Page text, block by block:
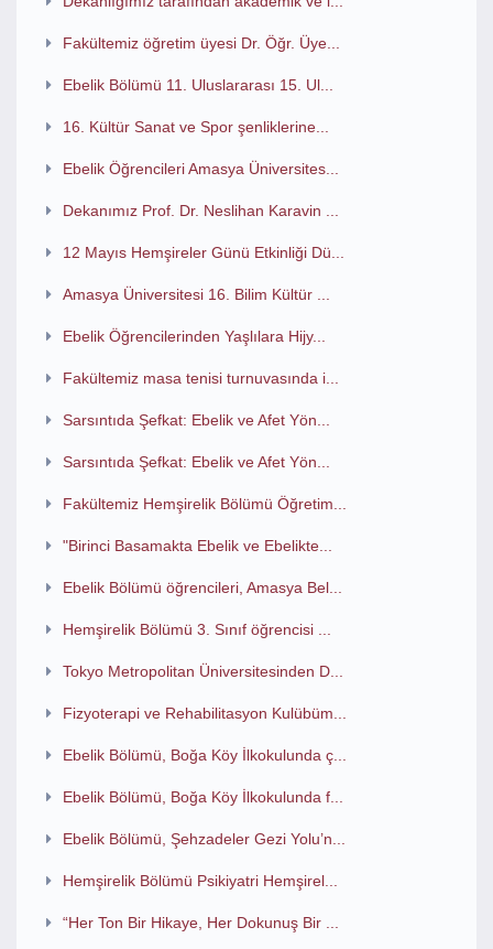
Fakültemiz öğretim üyesi Dr. Öğr. Üye...
Ebelik Bölümü 11. Uluslararası 15. Ul...
16. Kültür Sanat ve Spor şenliklerine...
Ebelik Öğrencileri Amasya Üniversites...
Dekanımız Prof. Dr. Neslihan Karavin ...
12 Mayıs Hemşireler Günü Etkinliği Dü...
Amasya Üniversitesi 16. Bilim Kültür ...
Ebelik Öğrencilerinden Yaşlılara Hijy...
Fakültemiz masa tenisi turnuvasında i...
Sarsıntıda Şefkat: Ebelik ve Afet Yön...
Sarsıntıda Şefkat: Ebelik ve Afet Yön...
Fakültemiz Hemşirelik Bölümü Öğretim...
"Birinci Basamakta Ebelik ve Ebelikte...
Ebelik Bölümü öğrencileri, Amasya Bel...
Hemşirelik Bölümü 3. Sınıf öğrencisi ...
Tokyo Metropolitan Üniversitesinden D...
Fizyoterapi ve Rehabilitasyon Kulübüm...
Ebelik Bölümü, Boğa Köy İlkokulunda ç...
Ebelik Bölümü, Boğa Köy İlkokulunda f...
Ebelik Bölümü, Şehzadeler Gezi Yolu’n...
Hemşirelik Bölümü Psikiyatri Hemşirel...
“Her Ton Bir Hikaye, Her Dokunuş Bir ...